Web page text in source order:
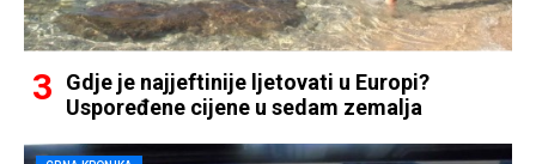
Gdje je najjeftinije ljetovati u Europi?
Uspoređene cijene u sedam zemalja